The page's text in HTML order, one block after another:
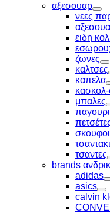
αξεσουαρ
νεες
ειδη
ζωνες
καλτσες
καπελα
μπαλες
τσαντες
brands
adidas
asics
calvin